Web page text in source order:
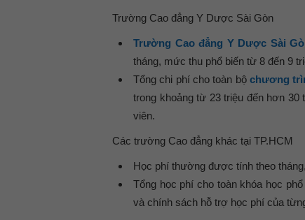
Trường Cao đẳng Y Dược Sài Gòn
Trường Cao đẳng Y Dược Sài
tháng, mức thu phổ biến từ 8 đến 9
Tổng chi phí cho toàn bộ chương
trong khoảng từ 23 triệu đến hơn
viên.
Các trường Cao đẳng khác tại TP.HCM
Học phí thường được tính theo
Tổng học phí cho toàn khóa học
và chính sách hỗ trợ học phí của